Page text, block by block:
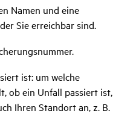
Namen und eine
Sie erreichbar sind.
ist: um welche
ob ein Unfall passiert ist,
Ihren Standort an, z. B.